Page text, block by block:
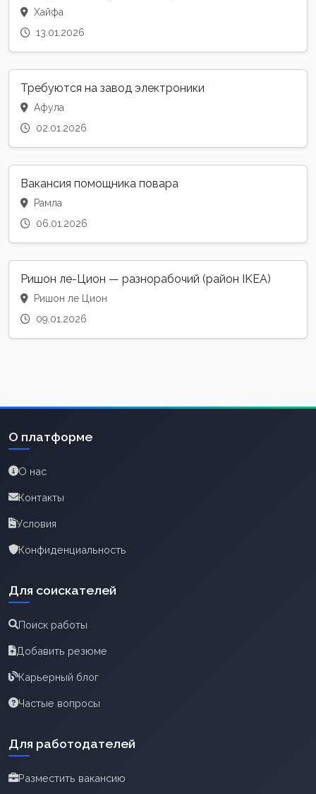
Хайфа
13.01.2026
Требуются на завод электроники
Афула
02.01.2026
Вакансия помощника повара
Рамла
06.01.2026
Ришон ле-Цион — разнорабочий (район IKEA)
Ришон ле Цион
09.01.2026
О платформе
О нас
Контакты
Условия
Конфиденциальность
Для соискателей
Поиск работы
Добавить резюме
Карьерный блог
Частые вопросы
Для работодателей
Разместить вакансию